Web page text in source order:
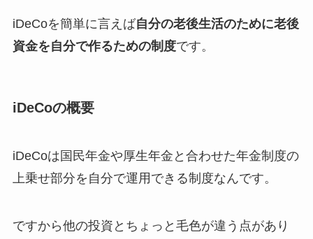
iDeCoを簡単に言えば自分の老後生活のために老後
資金を自分で作るための制度です。
iDeCoの概要
iDeCoは国民年金や厚生年金と合わせた年金制度の
上乗せ部分を自分で運用できる制度なんです。
ですから他の投資とちょっと毛色が違う点があり